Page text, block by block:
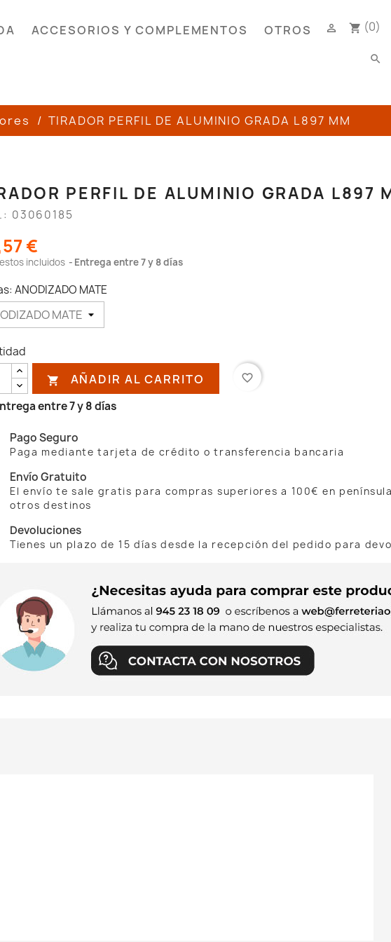
ACCESORIOS Y COMPLEMENTOS OTROS shopping_cart (0)

search
TIRADOR PERFIL DE ALUMINIO GRADA L897 MM
PERFIL DE ALUMINIO GRADA L897
03060185
€
incluidos Entrega entre 7 y 8 días
ANODIZADO MATE
 AÑADIR AL CARRITO favorite_border
entre 7 y 8 días
Pago Seguro
Paga mediante tarjeta de crédito o transferencia bancaria
Envío Gratuito
El envío te sale gratis para compras superiores a 100€ en
otros destinos
Devoluciones
Tienes un plazo de 15 días desde la recepción del pedido para